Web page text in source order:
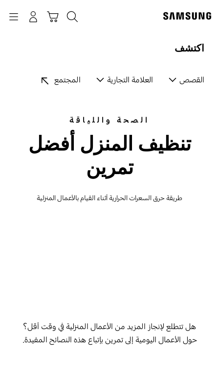
اكتشف
القصص العلامة التجارية المجتمع
الصحة واللياقة
تنظيف المنزل أفضل
تمرين
طريقة حرق السعرات الحرارية أثناء القيام بالأعمال المنزلية
هل تتطلع لإنجاز المزيد من الأعمال المنزلية في وقت أقل؟
حول الأعمال اليومية إلى تمرين بإتباع هذه النصائح المفيدة.